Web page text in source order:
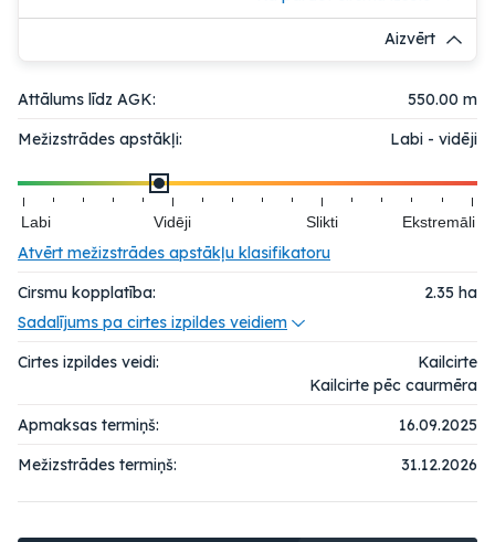
Aizvērt
Attālums līdz AGK:
550.00 m
Mežizstrādes apstākļi:
Labi - vidēji
Labi Vidēji Slikti Ekstremāli
Atvērt mežizstrādes apstākļu klasifikatoru
Cirsmu kopplatība:
2.35 ha
Sadalījums pa cirtes izpildes veidiem
Cirtes izpildes veidi:
Kailcirte
Kailcirte pēc caurmēra
Apmaksas termiņš:
16.09.2025
Mežizstrādes termiņš:
31.12.2026